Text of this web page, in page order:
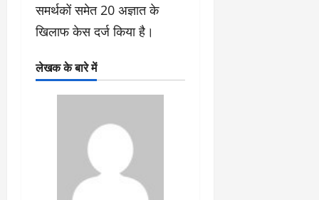
समर्थकों समेत 20 अज्ञात के
खिलाफ केस दर्ज किया है।
लेखक के बारे में